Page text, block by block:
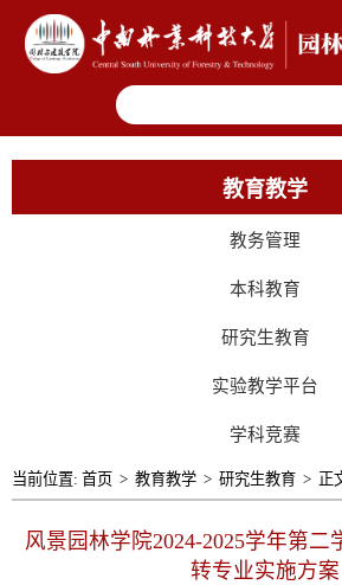
教育教学
教务管理
本科教育
研究生教育
实验教学平台
学科竞赛
当前位置: 首页 > 教育教学 > 研究生教育 > 正
风景园林学院2024-2025学年第二
转专业实施方案